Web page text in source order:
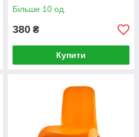
Більше 10 од.
380 ₴
Купити